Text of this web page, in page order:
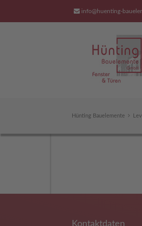
info@huenting-
Hünting Bauelemente
Kontaktdaten